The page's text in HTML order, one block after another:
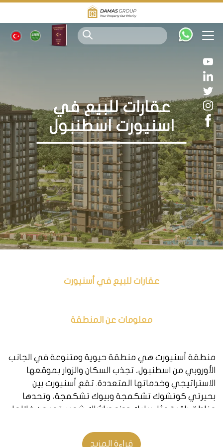
عقارات للبيع في
اسنيورت اسطنبول
عقارات للبيع في أسنيورت
معلومات عن المنطقة
منطقة أسنيورت هي منطقة حيوية ومتنوعة في الجانب
الأوروبي من اسطنبول، تجذب السكان والزوار بموقعها
الاستراتيجي وخدماتها المتعددة. تقع أسنيورت بين
بحيرتي كوتشوك تشكمجة وبيوك تشكمجة، وتحدها
مناطق راقية مثل بيليك دوزو وباشاك شهير. تمر من خلالها
عامة مثل المتروبوس والمترو. تضم أسنيورت العديد من
قراءة المزيد